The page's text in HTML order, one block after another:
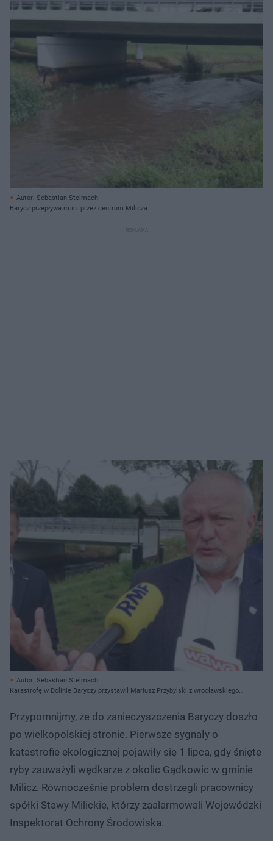
Autor: Sebastian Stelmach
Barycz przepływa m.in. przez centrum Milicza
Autor: Sebastian Stelmach
Katastrofę w Dolinie Baryczy przystawił Mariusz Przybylski z wrocławskiego
Połulich (z lewej)
Przypomnijmy, że do zanieczyszczenia Baryczy doszło
po wielkopolskiej stronie. Pierwsze sygnały o
katastrofie ekologicznej pojawiły się 1 lipca, gdy śnięte
ryby zauważyli wędkarze z okolic Gądkowic w gminie
Milicz. Równocześnie problem dostrzegli pracownicy
spółki Stawy Milickie, którzy zaalarmowali Wojewódzki
Inspektorat Ochrony Środowiska.